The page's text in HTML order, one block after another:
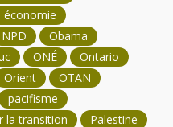
économie
NPD
Obama
ONÉ
Ontario
Orient
OTAN
pacifisme
la transition
Palestine